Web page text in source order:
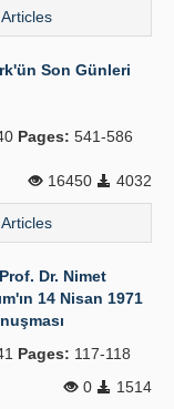
Son Günleri
Pages: 541-586
16450
4032
Dr. Nimet
14 Nisan 1971
Pages: 117-118
0
1514